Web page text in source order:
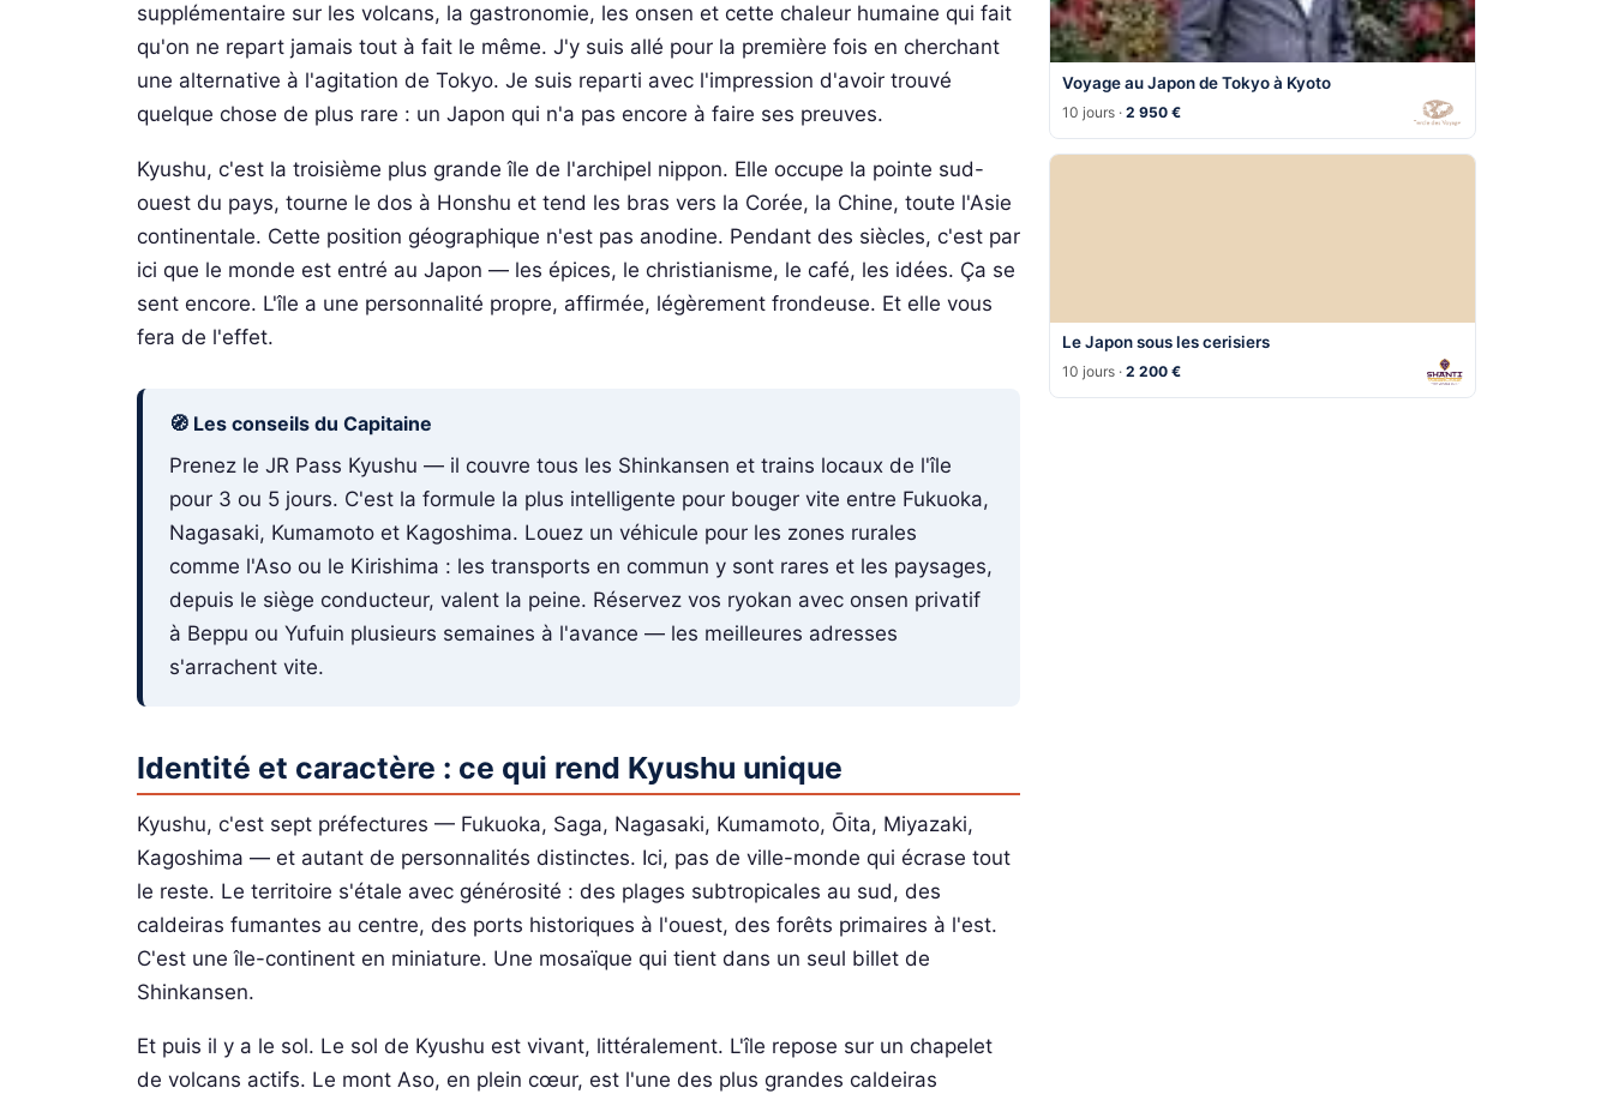
supplémentaire sur les volcans, la gastronomie, les onsen et cette chaleur humaine qui fait
qu'on ne repart jamais tout à fait le même. J'y suis allé pour la première fois en cherchant
une alternative à l'agitation de Tokyo. Je suis reparti avec l'impression d'avoir trouvé
quelque chose de plus rare : un Japon qui n'a pas encore à faire ses preuves.
Kyushu, c'est la troisième plus grande île de l'archipel nippon. Elle occupe la pointe sud-
ouest du pays, tourne le dos à Honshu et tend les bras vers la Corée, la Chine, toute l'Asie
continentale. Cette position géographique n'est pas anodine. Pendant des siècles, c'est par
ici que le monde est entré au Japon — les épices, le christianisme, le café, les idées. Ça se
sent encore. L'île a une personnalité propre, affirmée, légèrement frondeuse. Et elle vous
fera de l'effet.
🧭 Les conseils du Capitaine
Prenez le JR Pass Kyushu — il couvre tous les Shinkansen et trains locaux de l'île
pour 3 ou 5 jours. C'est la formule la plus intelligente pour bouger vite entre Fukuoka,
Nagasaki, Kumamoto et Kagoshima. Louez un véhicule pour les zones rurales
comme l'Aso ou le Kirishima : les transports en commun y sont rares et les paysages,
depuis le siège conducteur, valent la peine. Réservez vos ryokan avec onsen privatif
à Beppu ou Yufuin plusieurs semaines à l'avance — les meilleures adresses
s'arrachent vite.
Identité et caractère : ce qui rend Kyushu unique
Kyushu, c'est sept préfectures — Fukuoka, Saga, Nagasaki, Kumamoto, Ōita, Miyazaki,
Kagoshima — et autant de personnalités distinctes. Ici, pas de ville-monde qui écrase tout
le reste. Le territoire s'étale avec générosité : des plages subtropicales au sud, des
caldeiras fumantes au centre, des ports historiques à l'ouest, des forêts primaires à l'est.
C'est une île-continent en miniature. Une mosaïque qui tient dans un seul billet de
Shinkansen.
Et puis il y a le sol. Le sol de Kyushu est vivant, littéralement. L'île repose sur un chapelet
de volcans actifs. Le mont Aso, en plein cœur, est l'une des plus grandes caldeiras
Voyage au Japon de Tokyo à Kyoto
10 jours ·2 950 €
Le Japon sous les cerisiers
10 jours ·2 200 €